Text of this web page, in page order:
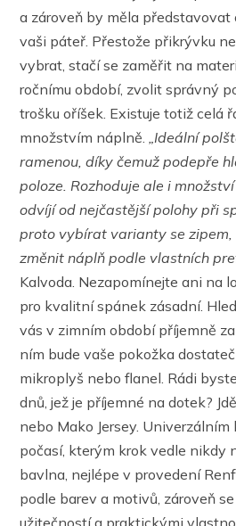
a zároveň by měla představovat
vaši páteř. Přestože přikrývku
vybrat, stačí se zaměřit na
ročnímu období, zvolit správný
trošku oříšek. Existuje totiž celá
množstvím náplně.„Ideální
ramenou, díky čemuž podepře
poloze. Rozhoduje ale i
odvíjí od nejčastější polohy při
proto vybírat varianty se zipem,
změnit náplň podle vlastních
Kalvoda. Nezapomínejte ani na
pro kvalitní spánek zásadní.
vás v zimním období příjemně
ním bude vaše pokožka
mikroplyš nebo flanel. Rádi
dnů, jež je příjemné na dotek?
nebo Mako Jersey.
počasí, kterým krok vedle nikdy
bavlna, nejlépe v provedení
podle barev a motivů, zároveň
užitečností a praktickými